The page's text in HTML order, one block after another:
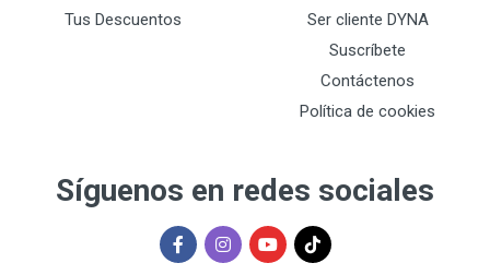
Tus Descuentos
Ser cliente DYNA
Suscríbete
Contáctenos
Política de cookies
Síguenos en redes sociales